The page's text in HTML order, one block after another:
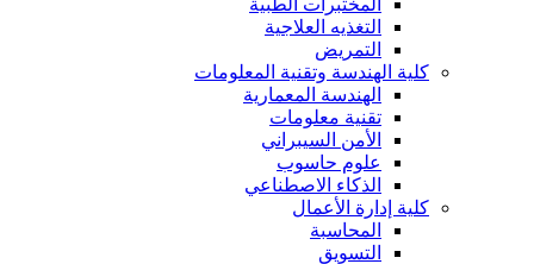
المختبرات الطبية
التغذيه العلاجية
التمريض
كلية الهندسة وتقنية المعلومات
الهندسة المعمارية
تقنية معلومات
الأمن السيبراني
علوم حاسوب
الذكاء الاصطناعي
كلية إدارة الأعمال
المحاسبة
التسويق